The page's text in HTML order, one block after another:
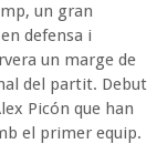
un gran
defensa i
un marge de
del partit. Debut
Picón que han
el primer equip.